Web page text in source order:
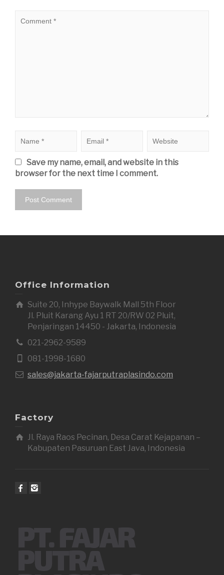
Save my name, email, and website in this
browser for the next time I comment.
Office Information
Suite 20, Inhype Baywalk Mall 5th Floor
Jl. Pluit Karang Ayu 1 RT 20/RW 02 Pluit,
Penjaringan 14450 - Jakarta, Indonesia
021-2962-9589
081-1998-1680
sales@jakarta-fajarputraplasindo.com
Factory
Jl. Raya Raos Pecinan, Desa Carat Kejapanan –
Kabupaten Pasuruan East Java, Indonesia